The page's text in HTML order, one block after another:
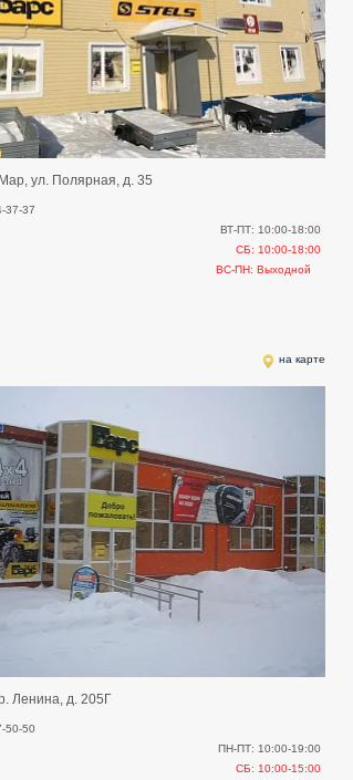
ул. Полярная, д. 35
37-37
ВТ-ПТ: 10:00-18:00
СБ: 10:00-18:00
ВС-ПН: Выходной
на карте
Ленина, д. 205Г
50-50
ПН-ПТ: 10:00-19:00
СБ: 10:00-15:00